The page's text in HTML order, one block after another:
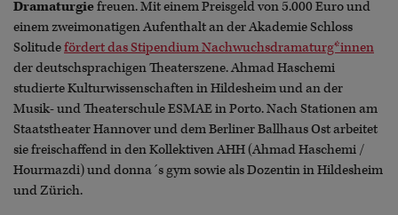
Dramaturgiefreuen. Mit einem Preisgeld von 5.000 Euro und
einem zweimonatigen Aufenthalt an der Akademie Schloss
Solitudefördert das Stipendium Nachwuchsdramaturg*innen
der deutschsprachigen Theaterszene. Ahmad Haschemi
studierte Kulturwissenschaften in Hildesheim und an der
Musik- und Theaterschule ESMAE in Porto. Nach Stationen am
Staatstheater Hannover und dem Berliner Ballhaus Ost arbeitet
sie freischaffend in den Kollektiven AHH (Ahmad Haschemi /
Hourmazdi) und donna´s gym sowie als Dozentin in Hildesheim
und Zürich.